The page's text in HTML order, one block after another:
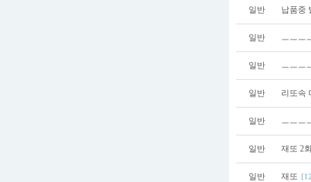
일반 납품중
일반 ㅡㅡㅡ
일반 ㅡㅡㅡ
일반 리또속
일반 ㅡㅡㅡ
일반 재또 2
일반 재또